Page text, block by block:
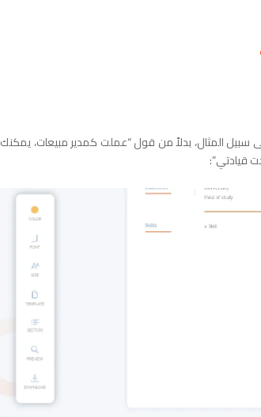
سبيل المثال، بدلاً من قول “عملت كمدير مبيعات، يمكنك